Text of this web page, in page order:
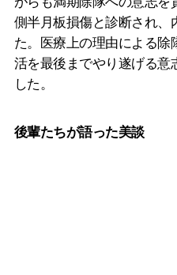
側半月板損傷と診断され、
た。医療上の理由による除
活を最後までやり遂げる意
した。
後輩たちが語った美談